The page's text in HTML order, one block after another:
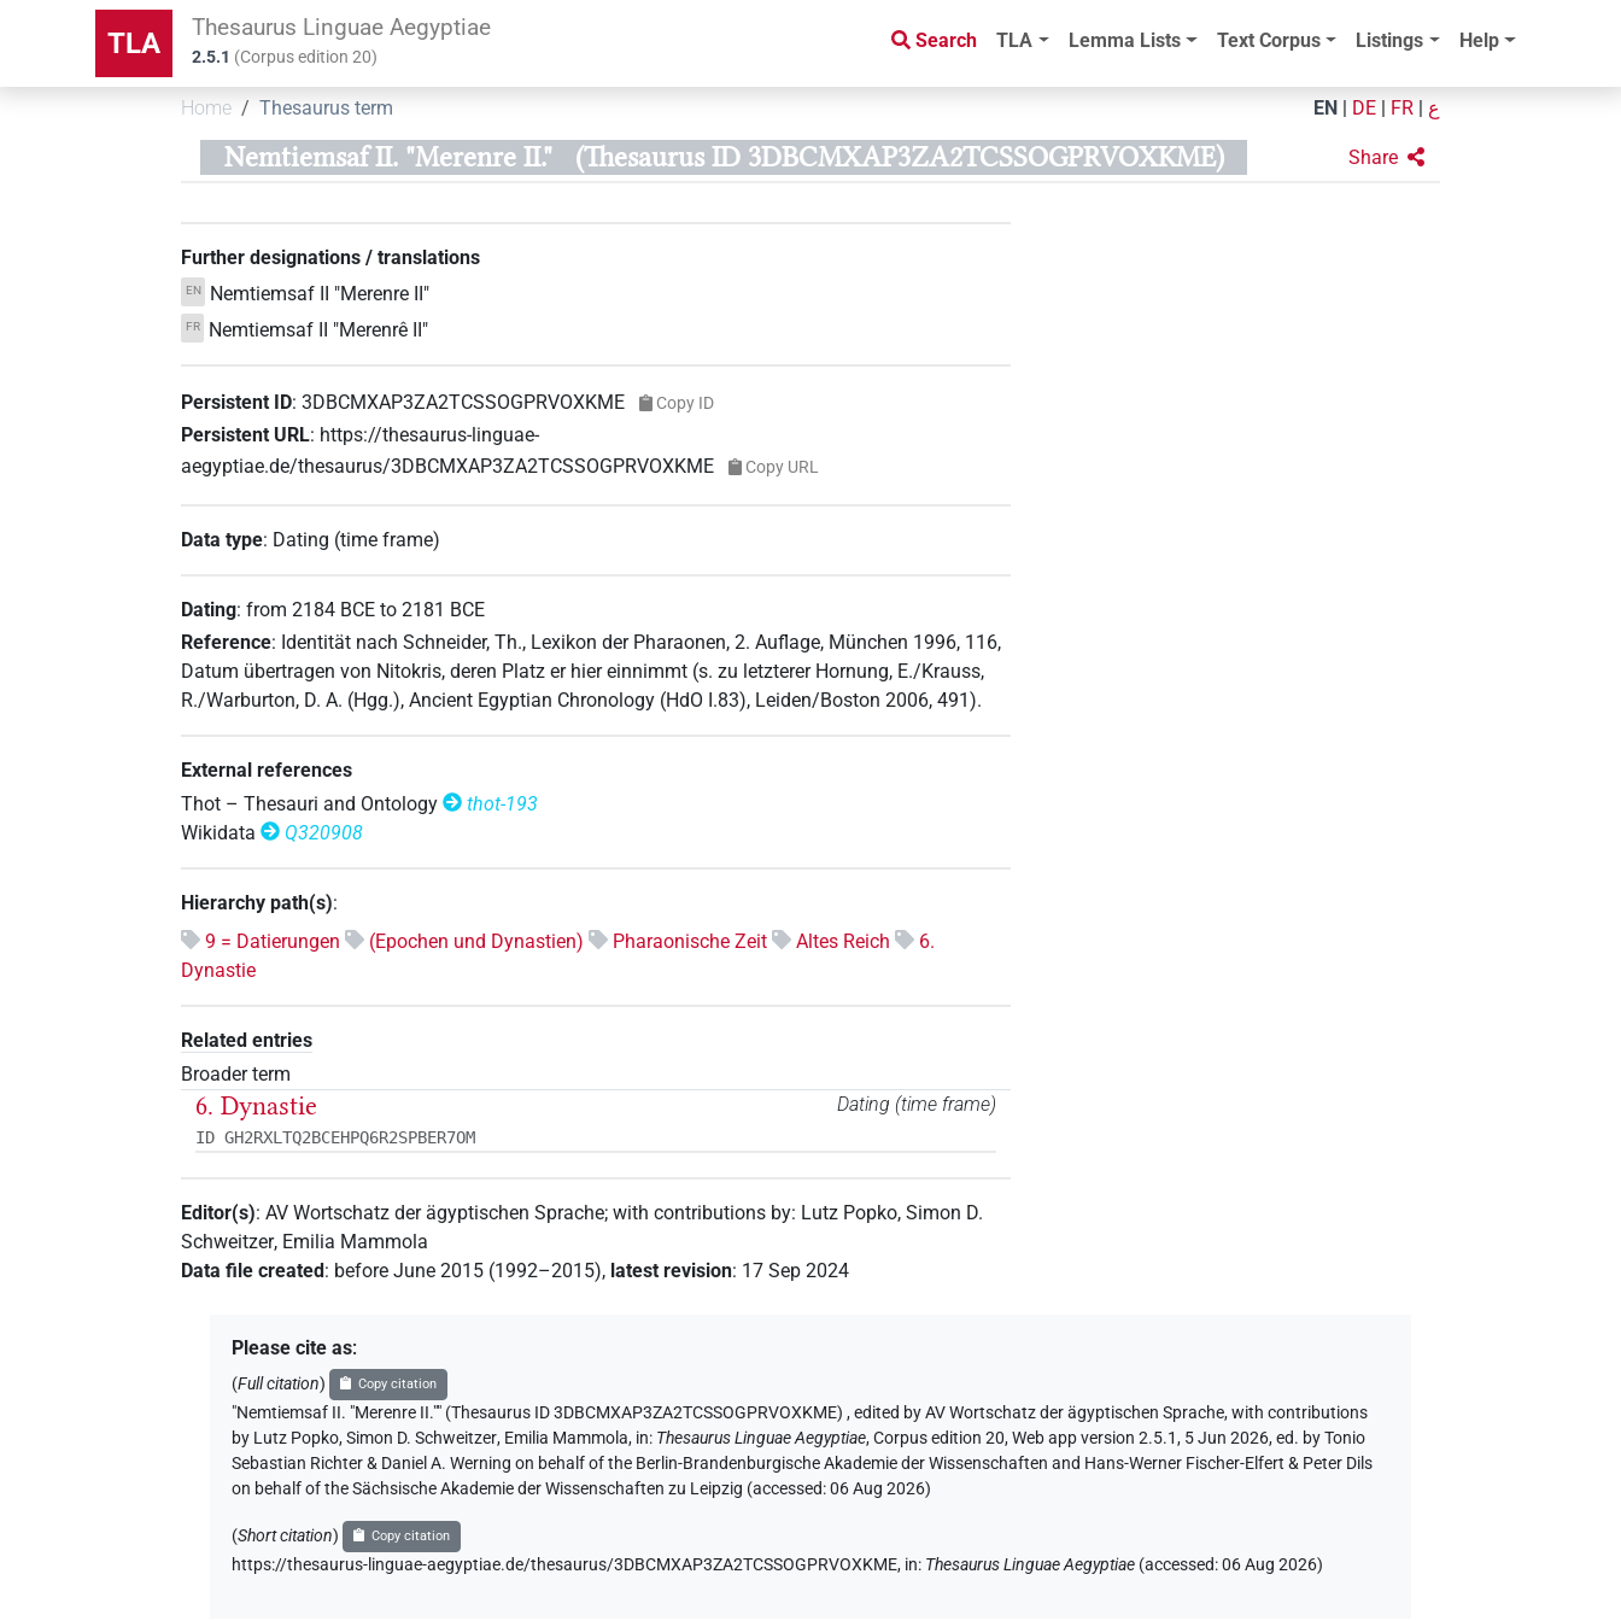
TLA Thesaurus Linguae Aegyptiae
2.5.1 (Corpus edition20)
Search TLA Lemma Lists Text Corpus Listings Help
Home Thesaurus term EN DE FR ع
Nemtiemsaf II. "Merenre II." (Thesaurus ID 3DBCMXAP3ZA2TCSSOGPRVOXKME) Share
Further designations / translations
EN Nemtiemsaf II "Merenre II"
FR Nemtiemsaf II "Merenrê II"
Persistent ID:3DBCMXAP3ZA2TCSSOGPRVOXKME Copy ID
Persistent URL: https://thesaurus-linguae-
aegyptiae.de/thesaurus/3DBCMXAP3ZA2TCSSOGPRVOXKME
Copy URL
Data type: Dating (time frame)
Dating:from 2184 BCE to 2181 BCE
Reference: Identität nach Schneider, Th., Lexikon der Pharaonen, 2. Auflage, München 1996, 116,
Datum übertragen von Nitokris, deren Platz er hier einnimmt (s. zu letzterer Hornung, E./Krauss,
R./Warburton, D. A. (Hgg.), Ancient Egyptian Chronology (HdO I.83), Leiden/Boston 2006, 491).
External references
Thot – Thesauri and Ontology
thot-193
Wikidata
Q320908
Hierarchy path(s):
9 = Datierungen
(Epochen und Dynastien) Pharaonische Zeit Altes Reich
6.
Dynastie
Related entries
Broader term
Dating (time frame)
6. Dynastie
ID GH2RXLTQ2BCEHPQ6R2SPBER7OM
Editor(s):AV Wortschatz der ägyptischen Sprache;with contributions by: Lutz Popko,Simon D.
Schweitzer, Emilia Mammola
Data file created: before June 2015 (1992–2015), latest revision: 17 Sep 2024
Please cite as:
(Full citation) Copy citation
"Nemtiemsaf II. "Merenre II."" (Thesaurus ID 3DBCMXAP3ZA2TCSSOGPRVOXKME),edited by AV Wortschatz der ägyptischen Sprache,with contributions
by Lutz Popko,Simon D. Schweitzer, Emilia Mammola, in: Thesaurus Linguae Aegyptiae,Corpus edition 20, Web app version 2.5.1, 5 Jun 2026, ed. by Tonio
Sebastian Richter & Daniel A. Werning on behalf of the Berlin-Brandenburgische Akademie der Wissenschaften and Hans-Werner Fischer-Elfert & Peter Dils
on behalf of the Sächsische Akademie der Wissenschaften zu Leipzig (accessed:06 Aug 2026)
(Short citation) Copy citation
https://thesaurus-linguae-aegyptiae.de/thesaurus/3DBCMXAP3ZA2TCSSOGPRVOXKME, in: Thesaurus Linguae Aegyptiae (accessed:06 Aug 2026)